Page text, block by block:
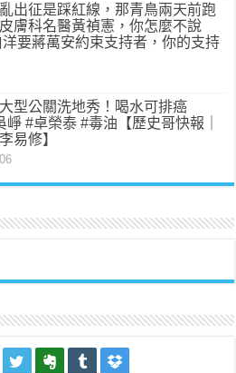
出征是踩紅線，那青鳥兩天前跑
膚科名醫黃禎憲，你怎麼不說
要蔣萬安約束支持者，你的支持
型公關洗地秀！喝水可排癌
崢 #卓榮泰 #毒油【歷史哥快報｜
易修】